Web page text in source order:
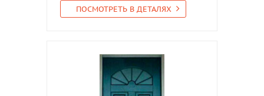
ПОСМОТРЕТЬ В ДЕТАЛЯХ